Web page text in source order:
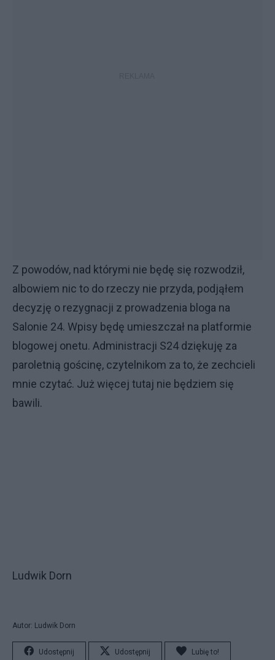
Z powodów, nad którymi nie będę się rozwodził,
albowiem nic to do rzeczy nie przyda, podjąłem
decyzję o rezygnacji z prowadzenia bloga na
Salonie 24. Wpisy będę umieszczał na platformie
blogowej onetu. Administracji S24 dziękuję za
paroletnią gościnę, czytelnikom za to, że zechcieli
mnie czytać. Już więcej tutaj nie będziem się
bawili.
Ludwik Dorn
Autor: Ludwik Dorn
Udostępnij Udostępnij Lubię to!